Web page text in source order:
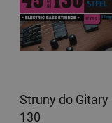
Struny do
130